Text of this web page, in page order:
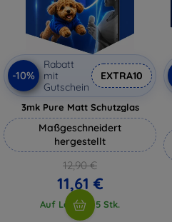
-10%
Rabatt
mit
Gutschein
EXTRA10
3mk Pure Matt Schutzglas
Maßgeschneidert
hergestellt
12,90 €
11,61 €
Auf Lager > 5 Stk.